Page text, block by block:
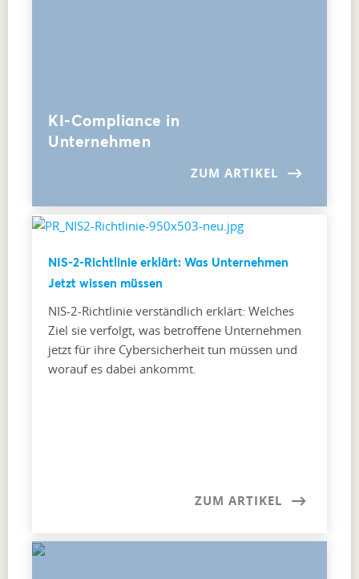
KI-Compliance in
Unternehmen
ZUM ARTIKEL
NIS-2-Richtlinie erklärt: Was Unternehmen
Jetzt wissen müssen
NIS-2-Richtlinie verständlich erklärt: Welches
Ziel sie verfolgt, was betroffene Unternehmen
jetzt für ihre Cybersicherheit tun müssen und
worauf es dabei ankommt.
ZUM ARTIKEL